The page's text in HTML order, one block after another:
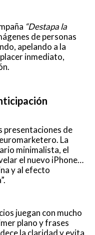
“Destapa la
de personas
apelando a la
inmediato,
presentaciones de
La
minimalista, el
el nuevo iPhone…
y al efecto
juegan con mucho
plano y frases
la claridad y evita